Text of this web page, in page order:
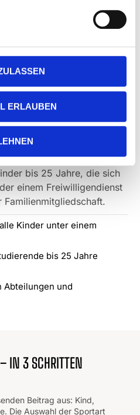
ERLAUBEN
– EIN BEITRAG,
beide Eltern und alle
€ im Monat
Sportabzeichen oder
bis 25 Jahre, die sich
einem Freiwilligendienst
Kinder unter einem
bis 25 Jahre
Abteilungen und
IN 3 SCHRITTEN
Beitrag aus: Kind,
Die Auswahl der Sportart